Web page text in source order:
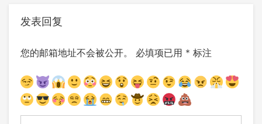
发表回复
您的邮箱地址不会被公开。 必填项已用 * 标注